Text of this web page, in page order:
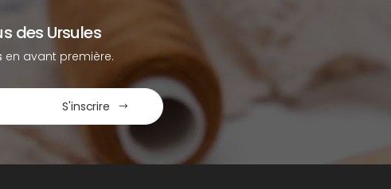
des Ursules
en avant première.
S'inscrire